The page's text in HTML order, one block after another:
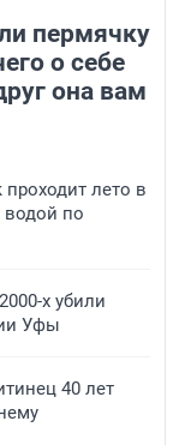
пермячку
о себе
она вам
лето в
водой по
х убили
Уфы
40 лет